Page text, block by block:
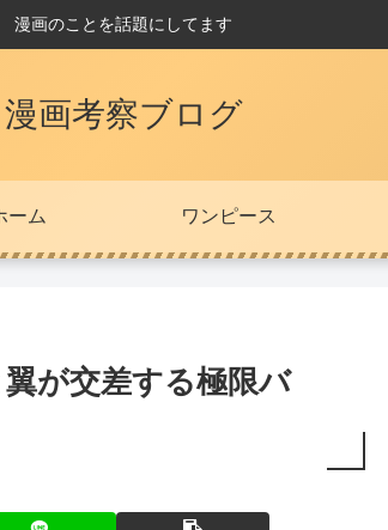
漫画のことを話題にしてます
漫画考察ブログ
ーム ワンピース
が交差する極限バ